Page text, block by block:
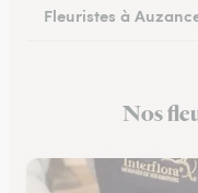
Fleuristes à
Fleuristes àNos